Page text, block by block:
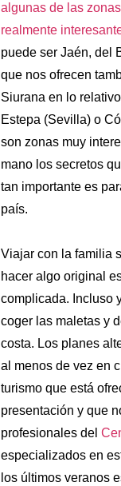
algunas de las
realmente
puede ser Jaén, del
que nos ofrecen
Siurana en lo
Estepa (Sevilla) o
son zonas muy
mano los secretos
tan importante es
país.
Viajar con la familia
hacer algo original
complicada. Incluso
coger las maletas y
costa. Los planes
al menos de vez en
turismo que está
presentación y que
profesionales del
especializados en
los últimos veranos